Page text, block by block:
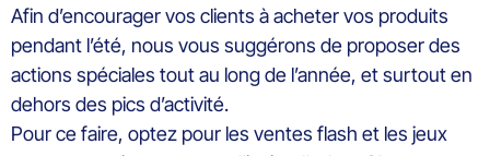
Afin d’encourager vos clients à acheter vos produits
pendant l’été, nous vous suggérons de proposer des
actions spéciales tout au long de l’année, et surtout en
dehors des pics d’activité.
Pour ce faire, optez pour les ventes flash et les jeux